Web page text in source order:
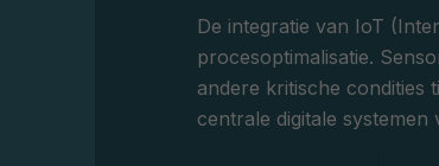
De integratie van IoT
procesoptimalisatie.
andere kritische condities
centrale digitale